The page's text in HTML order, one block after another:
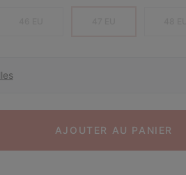
AJOUTER AU PANIER